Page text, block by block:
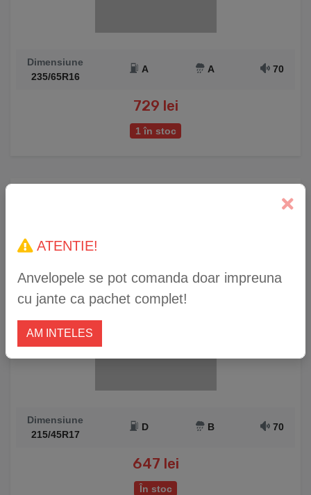
Dimensiune
235/65R16
A A 70
729 lei
1 în stoc
Anvelopă Iarnă Falken Eurowinter HS02 215/45
Dimensiune
215/45R17
D B 70
647 lei
În stoc
ATENTIE!
Anvelopele se pot comanda doar impreuna
cu jante ca pachet complet!
AM INTELES